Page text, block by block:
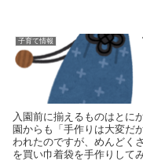
子育て情報
入園前に揃えるものはとに
園からも「手作りは大変だ
われたのですが、めんどく
を買い巾着袋を手作りして